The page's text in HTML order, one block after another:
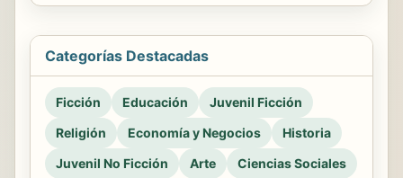
Categorías Destacadas
Ficción Educación
Juvenil Ficción
Religión
Economía y Negocios
Historia
Juvenil No Ficción
Arte Ciencias Sociales